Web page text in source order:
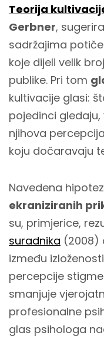
Teorija
Gerbner,
sadržajima
koje dijeli velik
publike. Pri tom
kultivacije glasi:
pojedinci
njihova
koju dočaravaju
Navedena
ekraniziranih
su, primjerice,
suradnika (2008)
između
percepcije
smanjuje
profesionalne
glas psihologa